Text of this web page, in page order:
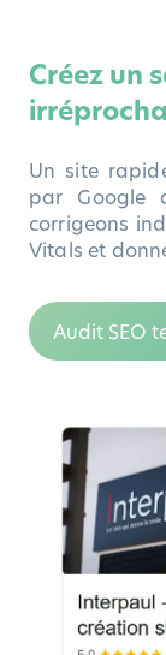
Créez un
Un site
par Google
corrigeons
Vitals et
Audit SEO